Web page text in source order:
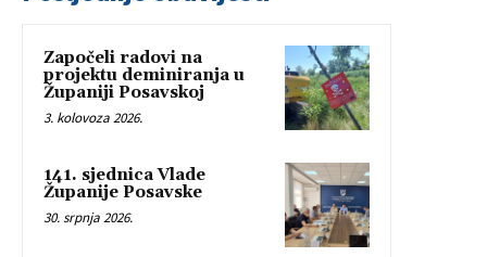
Započeli radovi na
projektu deminiranja u
Županiji Posavskoj
3. kolovoza 2026.
141. sjednica Vlade
Županije Posavske
30. srpnja 2026.